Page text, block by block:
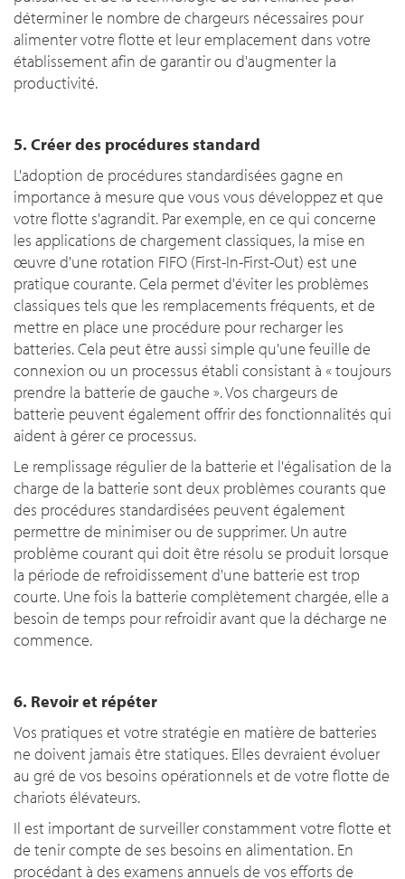
déterminer le nombre de chargeurs nécessaires pour
alimenter votre flotte et leur emplacement dans votre
établissement afin de garantir ou d'augmenter la
productivité.
5. Créer des procédures standard
L'adoption de procédures standardisées gagne en
importance à mesure que vous vous développez et que
votre flotte s'agrandit. Par exemple, en ce qui concerne
les applications de chargement classiques, la mise en
œuvre d'une rotation FIFO (First-In-First-Out) est une
pratique courante. Cela permet d'éviter les problèmes
classiques tels que les remplacements fréquents, et de
mettre en place une procédure pour recharger les
batteries. Cela peut être aussi simple qu'une feuille de
connexion ou un processus établi consistant à « toujours
prendre la batterie de gauche ». Vos chargeurs de
batterie peuvent également offrir des fonctionnalités qui
aident à gérer ce processus.
Le remplissage régulier de la batterie et l'égalisation de la
charge de la batterie sont deux problèmes courants que
des procédures standardisées peuvent également
permettre de minimiser ou de supprimer. Un autre
problème courant qui doit être résolu se produit lorsque
la période de refroidissement d'une batterie est trop
courte. Une fois la batterie complètement chargée, elle a
besoin de temps pour refroidir avant que la décharge ne
commence.
6. Revoir et répéter
Vos pratiques et votre stratégie en matière de batteries
ne doivent jamais être statiques. Elles devraient évoluer
au gré de vos besoins opérationnels et de votre flotte de
chariots élévateurs.
Il est important de surveiller constamment votre flotte et
de tenir compte de ses besoins en alimentation. En
procédant à des examens annuels de vos efforts de